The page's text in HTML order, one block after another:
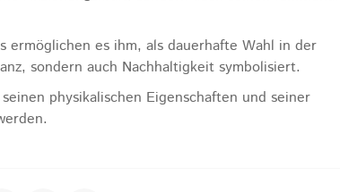
ermöglichen es ihm, als dauerhafte Wahl in der
sondern auch Nachhaltigkeit symbolisiert.
physikalischen Eigenschaften und seiner